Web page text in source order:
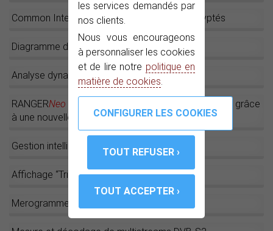
les services demandés par
nos clients.
Nous vous encourageons
à personnaliser les cookies
et de lire notre politique en
matière de cookies.
Common Interface : Décodage de canaux cryptés
Diagramme de Constellation
Analyse dynamique des échos
RANGERNeo
grâce
à une nouvelle mise à jour
Gestion intelligente de la batterie
Affichage “Triple fenêtre”
Merogramme et Spectrogramme